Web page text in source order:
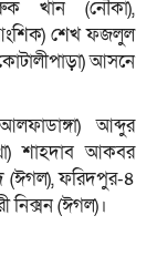
খান (নৌকা),
শেখ ফজলুল
আসনে
আব্দুর
শাহদাব আকবর
(ঈগল), ফরিদপুর-৪
নিক্সন (ঈগল)।